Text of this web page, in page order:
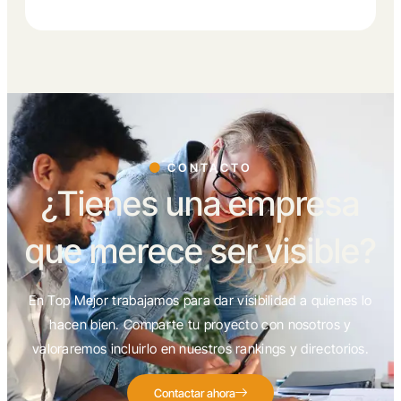
CONTACTO
¿Tienes una empresa
que merece ser visible?
En Top Mejor trabajamos para dar visibilidad a quienes lo
hacen bien. Comparte tu proyecto con nosotros y
valoraremos incluirlo en nuestros rankings y directorios.
Contactar ahora